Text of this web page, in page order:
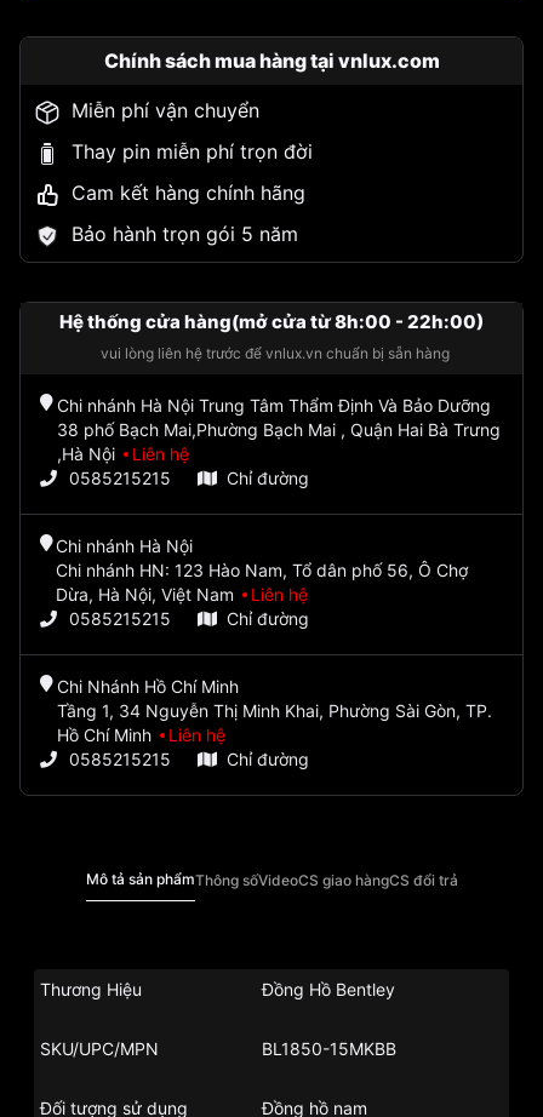
Chính sách mua hàng tại vnlux.com
Miễn phí vận chuyển
Thay pin miễn phí trọn đời
Cam kết hàng chính hãng
Bảo hành trọn gói 5 năm
Hệ thống cửa hàng(mở cửa từ 8h:00 - 22h:00)
vui lòng liên hệ trước để vnlux.vn chuẩn bị sẵn hàng
Chi nhánh Hà Nội Trung Tâm Thẩm Định Và Bảo Dưỡng
38 phố Bạch Mai,Phường Bạch Mai , Quận Hai Bà Trưng
,Hà Nội
Liên hệ
0585215215
Chỉ đường
Chi nhánh Hà Nội
Chi nhánh HN: 123 Hào Nam, Tổ dân phố 56, Ô Chợ
Dừa, Hà Nội, Việt Nam
Liên hệ
0585215215
Chỉ đường
Chi Nhánh Hồ Chí Minh
Tầng 1, 34 Nguyễn Thị Minh Khai, Phường Sài Gòn, TP.
Hồ Chí Minh
Liên hệ
0585215215
Chỉ đường
Mô tả sản phẩmThông sốVideoCS giao hàngCS đổi trả
Thương Hiệu Đồng Hồ Bentley
SKU/UPC/MPN BL1850-15MKBB
Đối tượng sử dụng Đồng hồ nam